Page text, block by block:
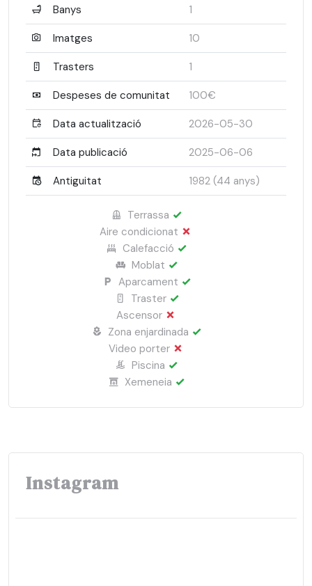
Banys 1
Imatges 10
Trasters 1
Despeses de comunitat 100€
Data actualització 2026-05-30
Data publicació 2025-06-06
Antiguitat 1982 (44 anys)
Terrassa
Aire condicionat
Calefacció
Moblat
Aparcament
Traster
Ascensor
Zona enjardinada
Video porter
Piscina
Xemeneia
Instagram